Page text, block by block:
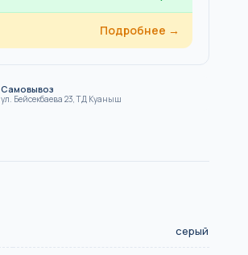
Подробнее →
Самовывоз
ул. Бейсекбаева 23, ТД Куаныш
серый